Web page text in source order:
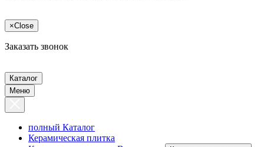
×Close
Заказать звонок
Каталог
Меню
полный Каталог
Керамическая плитка